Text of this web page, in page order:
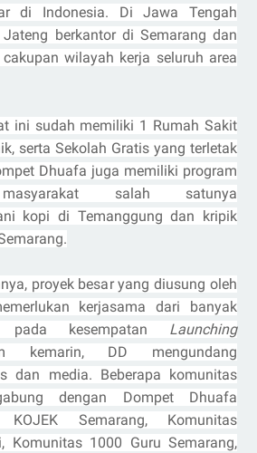
di Indonesia. Di Jawa Tengah
berkantor di Semarang dan
wilayah kerja seluruh area
ini sudah memiliki 1 Rumah Sakit
serta Sekolah Gratis yang terletak
Dhuafa juga memiliki program
masyarakat salah satunya
kopi di Temanggung dan kripik
proyek besar yang diusung oleh
kerjasama dari banyak
pada kesempatan Launching
kemarin, DD mengundang
dan media. Beberapa komunitas
dengan Dompet Dhuafa
Semarang, Komunitas
Komunitas 1000 Guru Semarang,